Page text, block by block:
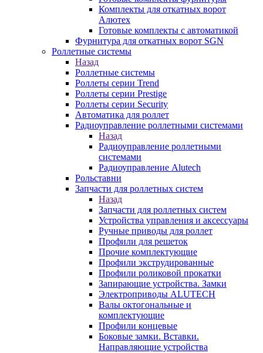
Комплекты для откатных ворот
Алютех
Готовые комплекты с автоматикой
Фурнитура для откатных ворот SGN
Роллетные системы
Назад
Роллетные системы
Роллеты серии Trend
Роллеты серии Prestige
Роллеты серии Security
Автоматика для роллет
Радиоуправление роллетными системами
Назад
Радиоуправление роллетными
системами
Радиоуправление Alutech
Рольставни
Запчасти для роллетных систем
Назад
Запчасти для роллетных систем
Устройства управления и аксессуары
Ручные приводы для роллет
Профили для решеток
Прочие комплектующие
Профили экструдированные
Профили роликовой прокатки
Запирающие устройства. Замки
Электроприводы ALUTECH
Валы октогональные и
комплектующие
Профили концевые
Боковые замки. Вставки.
Направляющие устройства